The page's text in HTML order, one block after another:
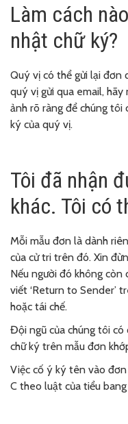
Làm cách
nhật chữ ký?
Quý vị có thể gửi lại đơn
quý vị gửi qua email,
ảnh rõ ràng để chúng tôi
ký của quý vị.
Tôi đã nhận
khác. Tôi có
Mỗi mẫu đơn là dành
của cử tri trên đó. Xin
Nếu người đó không còn
viết ‘Return to Sender’
hoặc tái chế.
Đội ngũ của chúng tôi có
chữ ký trên mẫu đơn
Việc cố ý ký tên vào
C theo luật của tiểu